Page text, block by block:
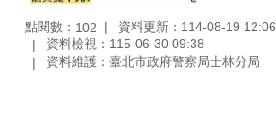
點閱數： 102
資料更新：114-08-19 12:06
資料檢視：115-06-30 09:38
資料維護：臺北市政府警察局士林分局